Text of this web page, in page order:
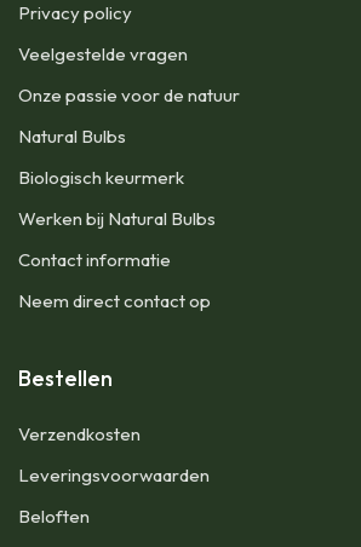
Privacy policy
Veelgestelde vragen
Onze passie voor de natuur
Natural Bulbs
Biologisch keurmerk
Werken bij Natural Bulbs
Contact informatie
Neem direct contact op
Bestellen
Verzendkosten
Leveringsvoorwaarden
Beloften